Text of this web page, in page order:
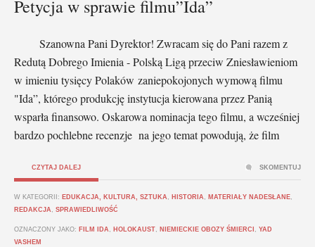
Petycja w sprawie filmu”Ida”
Szanowna Pani Dyrektor! Zwracam się do Pani razem z
Redutą Dobrego Imienia - Polską Ligą przeciw Zniesławieniom
w imieniu tysięcy Polaków zaniepokojonych wymową filmu
"Ida”, którego produkcję instytucja kierowana przez Panią
wsparła finansowo. Oskarowa nominacja tego filmu, a wcześniej
bardzo pochlebne recenzje na jego temat powodują, że film
CZYTAJ DALEJ
W KATEGORII: EDUKACJA, KULTURA, SZTUKA HISTORIA MATERIAŁY NADESŁANE
REDAKCJA
SPRAWIEDLIWOŚĆ
OZNACZONY JAKO: FILM IDA HOLOKAUST NIEMIECKIE OBOZY ŚMIERCI
YAD
VASHEM
SKOMENTUJ